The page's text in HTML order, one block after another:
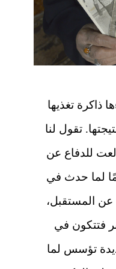
ذاكرة تغذيها
تقول لنا
للدفاع عن
لما حدث في
عن المستقبل،
فتتكون في
تؤسس لما